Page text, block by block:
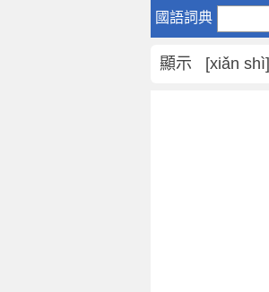
國語詞典
顯
是
什
顯示 [xiǎn shì]